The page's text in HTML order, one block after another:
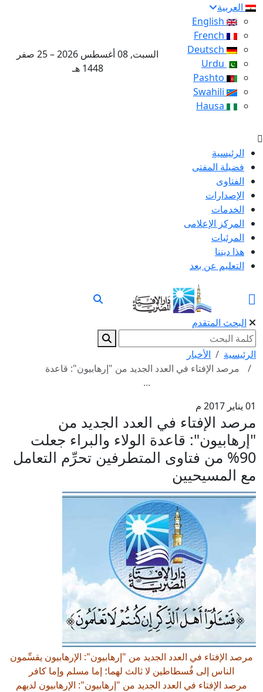
العربية
السبت, 08 أغسطس 2026 – 25 صفر
1448 هـ
الرئيسية
فضيلة المفتى
الفتاوى
الإصدارات
الخدمات
المركز الإعلامى
المرئيات
هذا ديننا
التعليم عن بعد
البحث المتقدم
الرئيسية
الأخبار
مرصد الإفتاء في العدد الجديد من "إرهابيون": قاعدة
...
01 يناير 2017 م
مرصد الإفتاء في العدد الجديد من
"إرهابيون": قاعدة الولاء والبراء جعلت
90% من فتاوى المتطرفين تحرِّم التعامل
مع المسيحيين
مرصد الإفتاء في العدد الجديد من "إرهابيون": الإرهابيون يقسِّمون
الناس إلى فُسطاطين لا ثالث لهما؛ إما مسلم وإما كافر
مرصد الإفتاء في العدد الجديد من "إرهابيون": الإرهابيون لديهم